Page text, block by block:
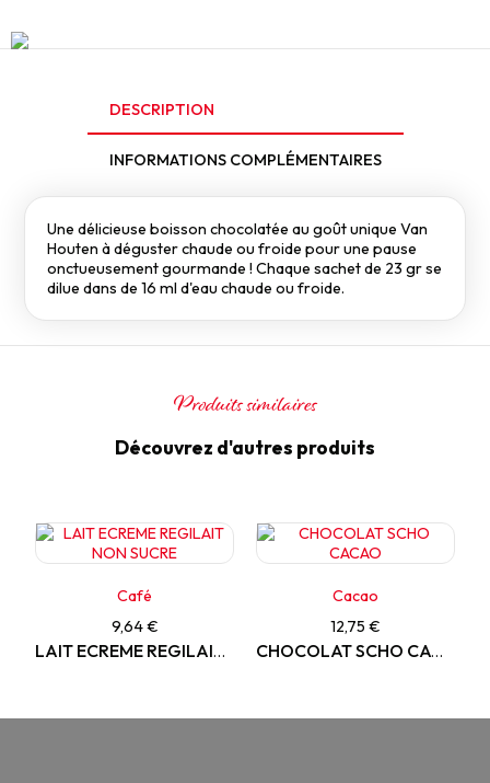
DESCRIPTION
INFORMATIONS COMPLÉMENTAIRES
Une délicieuse boisson chocolatée au goût unique Van
Houten à déguster chaude ou froide pour une pause
onctueusement gourmande ! Chaque sachet de 23 gr se
dilue dans de 16 ml d'eau chaude ou froide.
Produits similaires
Découvrez d'autres produits
Café
9,64 €
LAIT ECREME REGILAIT NON SUCRE
Cacao
12,75 €
CHOCOLAT SCHO CACAO